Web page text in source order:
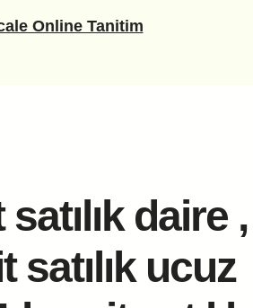
Online Tanitim
daire ,
satılık ucuz